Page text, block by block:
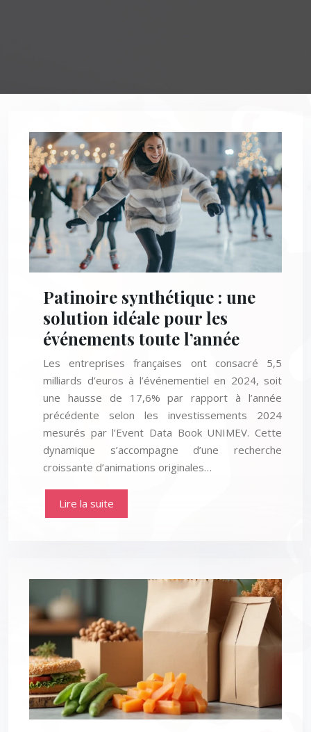
Patinoire synthétique : une
solution idéale pour les
événements toute l’année
Les entreprises françaises ont consacré 5,5
milliards d’euros à l’événementiel en 2024, soit
une hausse de 17,6% par rapport à l’année
précédente selon les investissements 2024
mesurés par l’Event Data Book UNIMEV. Cette
dynamique s’accompagne d’une recherche
croissante d’animations originales…
Lire la suite